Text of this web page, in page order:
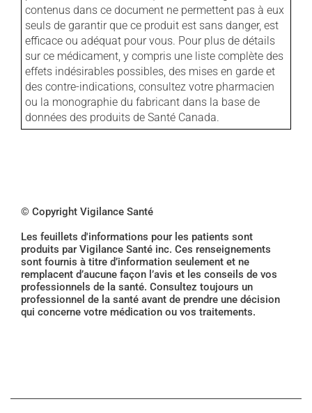
contenus dans ce document ne permettent pas à eux
seuls de garantir que ce produit est sans danger, est
efficace ou adéquat pour vous. Pour plus de détails
sur ce médicament, y compris une liste complète des
effets indésirables possibles, des mises en garde et
des contre-indications, consultez votre pharmacien
ou la monographie du fabricant dans la base de
données des produits de Santé Canada.
© Copyright Vigilance Santé
Les feuillets d'informations pour les patients sont
produits par Vigilance Santé inc. Ces renseignements
sont fournis à titre d’information seulement et ne
remplacent d’aucune façon l’avis et les conseils de vos
professionnels de la santé. Consultez toujours un
professionnel de la santé avant de prendre une décision
qui concerne votre médication ou vos traitements.